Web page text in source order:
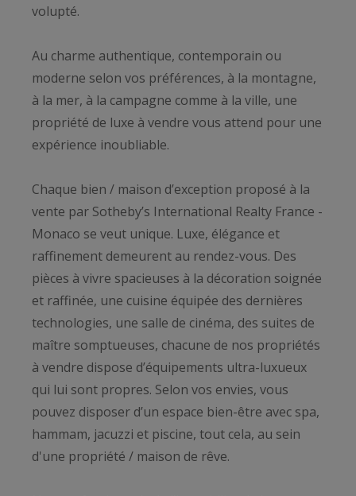
volupté.
Au charme authentique, contemporain ou
moderne selon vos préférences, à la montagne,
à la mer, à la campagne comme à la ville, une
propriété de luxe à vendre vous attend pour une
expérience inoubliable.
Chaque bien / maison d’exception proposé à la
vente par Sotheby’s International Realty France -
Monaco se veut unique. Luxe, élégance et
raffinement demeurent au rendez-vous. Des
pièces à vivre spacieuses à la décoration soignée
et raffinée, une cuisine équipée des dernières
technologies, une salle de cinéma, des suites de
maître somptueuses, chacune de nos propriétés
à vendre dispose d’équipements ultra-luxueux
qui lui sont propres. Selon vos envies, vous
pouvez disposer d’un espace bien-être avec spa,
hammam, jacuzzi et piscine, tout cela, au sein
d'une propriété / maison de rêve.